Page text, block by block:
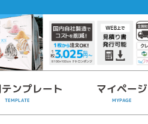
ンプレート
TEMPLATE
マイページ
MYPAGE